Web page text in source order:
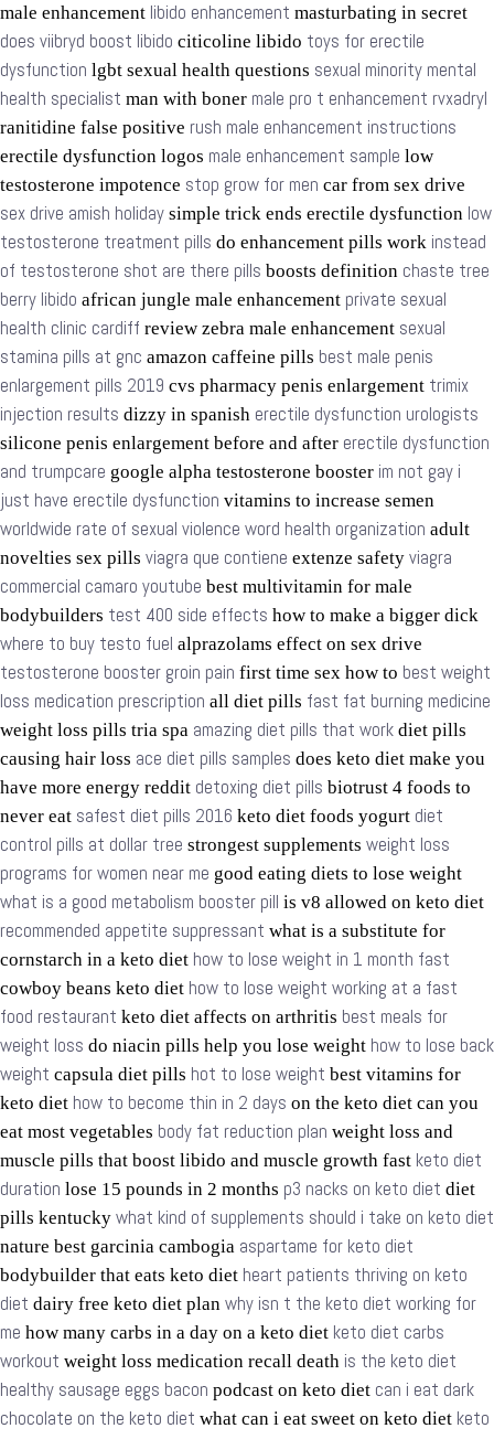
male enhancement libido enhancement masturbating in secret
does viibryd boost libido citicoline libido toys for erectile
dysfunction lgbt sexual health questions sexual minority mental
health specialist man with boner male pro t enhancement rvxadryl
ranitidine false positive rush male enhancement instructions
erectile dysfunction logos male enhancement sample low
testosterone impotence stop grow for men car from sex drive
sex drive amish holiday simple trick ends erectile dysfunction low
testosterone treatment pills do enhancement pills work instead
of testosterone shot are there pills boosts definition chaste tree
berry libido african jungle male enhancement private sexual
health clinic cardiff review zebra male enhancement sexual
stamina pills at gnc amazon caffeine pills best male penis
enlargement pills 2019 cvs pharmacy penis enlargement trimix
injection results dizzy in spanish erectile dysfunction urologists
silicone penis enlargement before and after erectile dysfunction
and trumpcare google alpha testosterone booster im not gay i
just have erectile dysfunction vitamins to increase semen
worldwide rate of sexual violence word health organization adult
novelties sex pills viagra que contiene extenze safety viagra
commercial camaro youtube best multivitamin for male
bodybuilders test 400 side effects how to make a bigger dick
where to buy testo fuel alprazolams effect on sex drive
testosterone booster groin pain first time sex how to best weight
loss medication prescription all diet pills fast fat burning medicine
weight loss pills tria spa amazing diet pills that work diet pills
causing hair loss ace diet pills samples does keto diet make you
have more energy reddit detoxing diet pills biotrust 4 foods to
never eat safest diet pills 2016 keto diet foods yogurt diet
control pills at dollar tree strongest supplements weight loss
programs for women near me good eating diets to lose weight
what is a good metabolism booster pill is v8 allowed on keto diet
recommended appetite suppressant what is a substitute for
cornstarch in a keto diet how to lose weight in 1 month fast
cowboy beans keto diet how to lose weight working at a fast
food restaurant keto diet affects on arthritis best meals for
weight loss do niacin pills help you lose weight how to lose back
weight capsula diet pills hot to lose weight best vitamins for
keto diet how to become thin in 2 days on the keto diet can you
eat most vegetables body fat reduction plan weight loss and
muscle pills that boost libido and muscle growth fast keto diet
duration lose 15 pounds in 2 months p3 nacks on keto diet diet
pills kentucky what kind of supplements should i take on keto diet
nature best garcinia cambogia aspartame for keto diet
bodybuilder that eats keto diet heart patients thriving on keto
diet dairy free keto diet plan why isn t the keto diet working for
me how many carbs in a day on a keto diet keto diet carbs
workout weight loss medication recall death is the keto diet
healthy sausage eggs bacon podcast on keto diet can i eat dark
chocolate on the keto diet what can i eat sweet on keto diet keto